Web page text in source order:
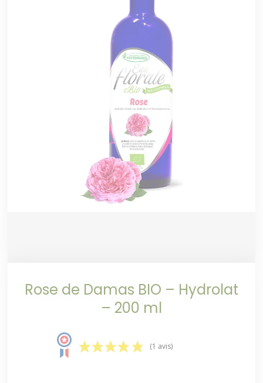
Rose de Damas BIO – Hydrolat
– 200 ml
(1 avis)